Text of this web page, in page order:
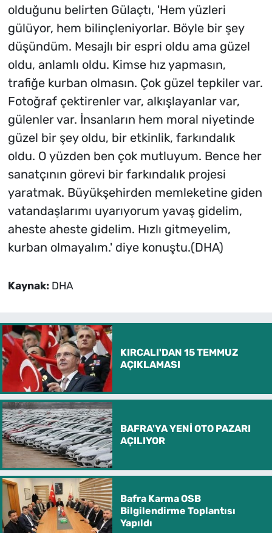
olduğunu belirten Gülaçtı, 'Hem yüzleri
gülüyor, hem bilinçleniyorlar. Böyle bir şey
düşündüm. Mesajlı bir espri oldu ama güzel
oldu, anlamlı oldu. Kimse hız yapmasın,
trafiğe kurban olmasın. Çok güzel tepkiler var.
Fotoğraf çektirenler var, alkışlayanlar var,
gülenler var. İnsanların hem moral niyetinde
güzel bir şey oldu, bir etkinlik, farkındalık
oldu. O yüzden ben çok mutluyum. Bence her
sanatçının görevi bir farkındalık projesi
yaratmak. Büyükşehirden memleketine giden
vatandaşlarımı uyarıyorum yavaş gidelim,
aheste aheste gidelim. Hızlı gitmeyelim,
kurban olmayalım.' diye konuştu.(DHA)
Kaynak: DHA
KIRCALI'DAN 15 TEMMUZ
AÇIKLAMASI
BAFRA'YA YENİ OTO PAZARI
AÇILIYOR
Bafra Karma OSB
Bilgilendirme Toplantısı
Yapıldı